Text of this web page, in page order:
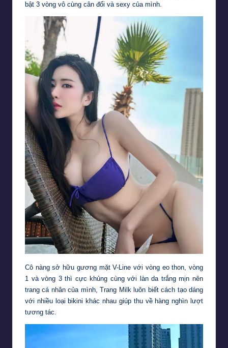
bật 3 vòng vô cùng cân đối và sexy của mình.
Cô nàng sở hữu gương mặt V-Line với vòng eo thon, vòng
1 và vòng 3 thì cực khủng cùng với làn da trắng mịn nên
trang cá nhân của mình, Trang Milk luôn biết cách tạo dáng
với nhiều loại bikini khác nhau giúp thu về hàng nghìn lượt
tương tác.